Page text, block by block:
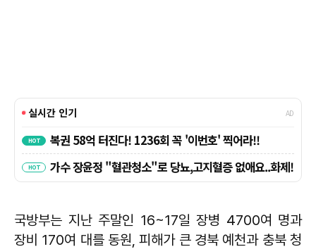
국방부는 지난 주말인 16~17일 장병 4700여 명과
장비 170여 대를 동원, 피해가 큰 경북 예천과 충북 청